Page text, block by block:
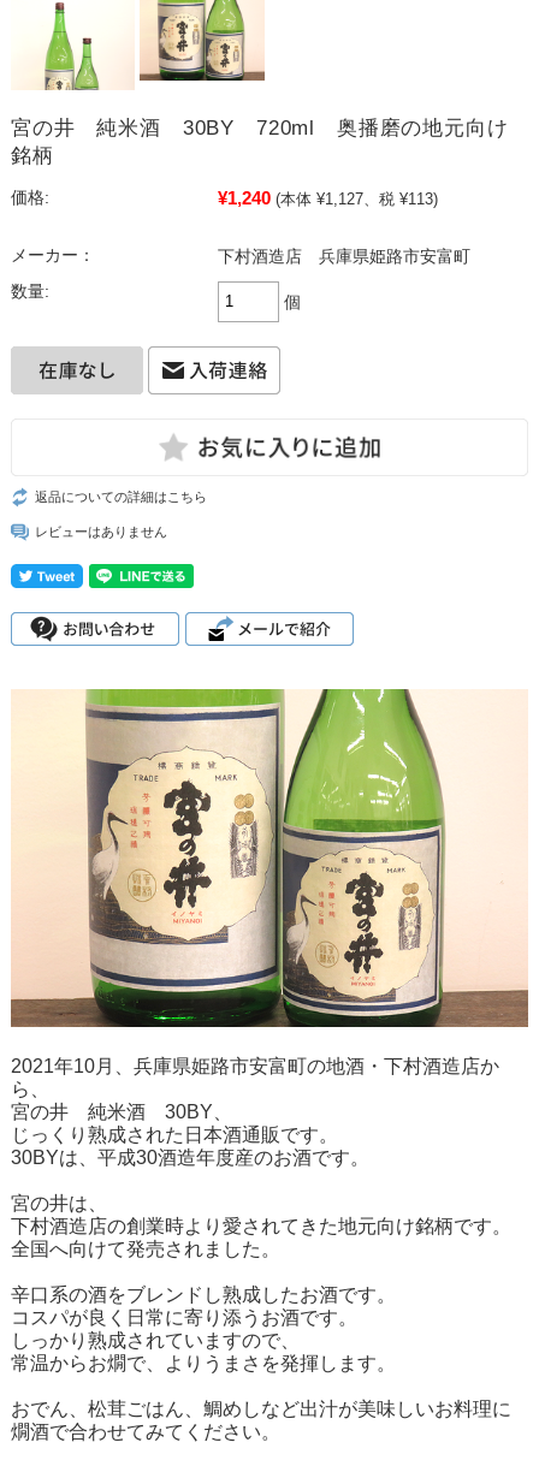
宮の井 純米酒 30BY 720ml 奥播磨の地元向け
銘柄
価格: ¥1,240 (本体 ¥1,127、税 ¥113)
メーカー：
下村酒造店 兵庫県姫路市安富町
数量:
個
返品についての詳細はこちら
レビューはありません
2021年10月、兵庫県姫路市安富町の地酒・下村酒造店か
ら、
宮の井 純米酒 30BY、
じっくり熟成された日本酒通販です。
30BYは、平成30酒造年度産のお酒です。
宮の井は、
下村酒造店の創業時より愛されてきた地元向け銘柄です。
全国へ向けて発売されました。
辛口系の酒をブレンドし熟成したお酒です。
コスパが良く日常に寄り添うお酒です。
しっかり熟成されていますので、
常温からお燗で、よりうまさを発揮します。
おでん、松茸ごはん、鯛めしなど出汁が美味しいお料理に
燗酒で合わせてみてください。